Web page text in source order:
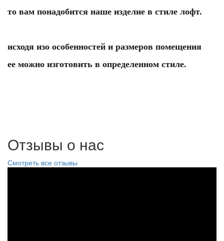
то вам понадобится наше изделие в стиле лофт.
исходя изо особенностей и размеров помещения
ее можно изготовить в определенном стиле.
Отзывы о нас
Смотреть все отзывы